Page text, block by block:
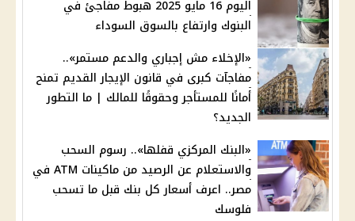
اليوم 16 مايو 2025 هبوط مفاجئ في
البنوك وارتفاع بالسوق السوداء
«الإخلاء مش إجباري والدعم مستمر»..
مفاجآت كبرى في قانون الإيجار القديم تمنح
أمانًا للمستأجر وحقوقًا للمالك | ما التطور
الجديد؟
«البنك المركزي قفلها».. رسوم السحب
والاستعلام عن الرصيد من ماكينات ATM في
مصر.. اعرف أسعار كل بنك قبل ما تسحب
فلوسك